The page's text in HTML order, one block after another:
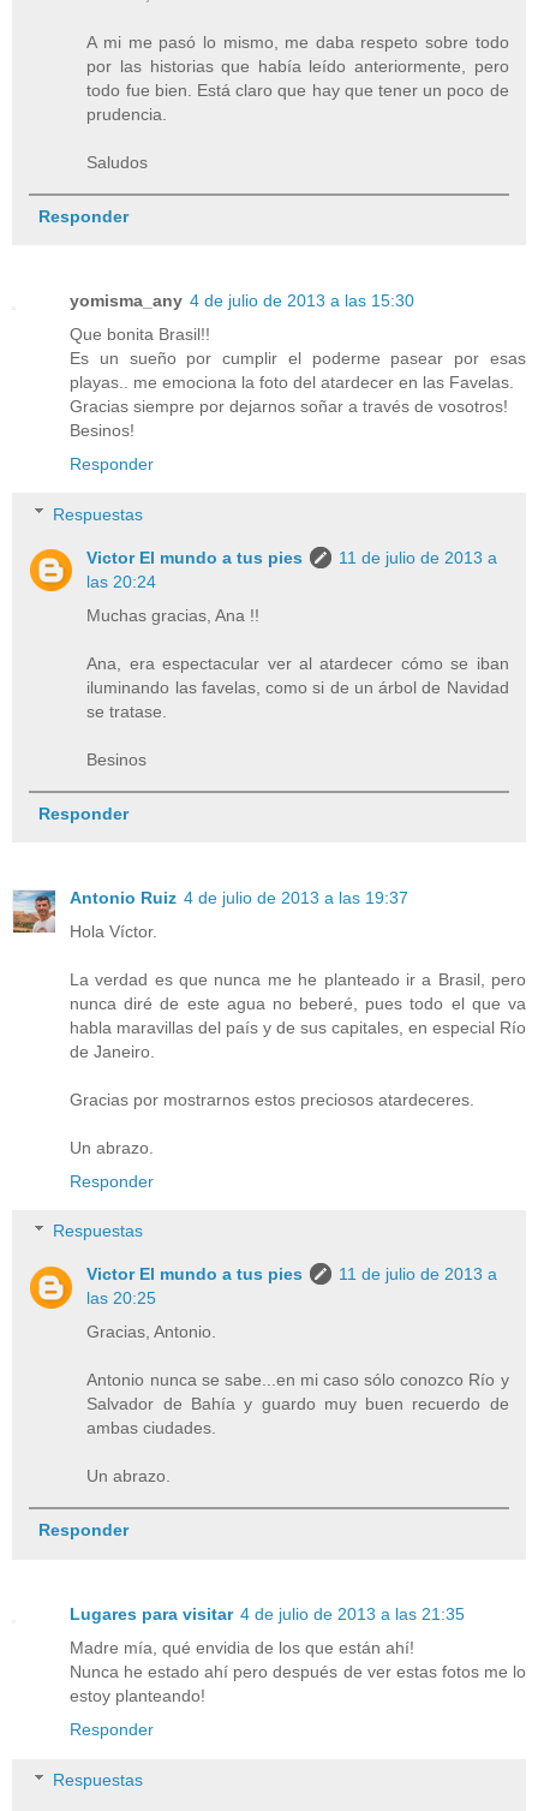
A mi me pasó lo mismo, me daba respeto sobre todo
por las historias que había leído anteriormente, pero
todo fue bien. Está claro que hay que tener un poco de
prudencia.
Saludos
Responder
yomisma_any 4 de julio de 2013 a las 15:30
Que bonita Brasil!!
Es un sueño por cumplir el poderme pasear por esas
playas.. me emociona la foto del atardecer en las Favelas.
Gracias siempre por dejarnos soñar a través de vosotros!
Besinos!
Responder
Respuestas
Victor El mundo a tus pies
11 de julio de 2013 a
las 20:24
Muchas gracias, Ana !!
Ana, era espectacular ver al atardecer cómo se iban
iluminando las favelas, como si de un árbol de Navidad
se tratase.
Besinos
Responder
Antonio Ruiz 4 de julio de 2013 a las 19:37
Hola Víctor.
La verdad es que nunca me he planteado ir a Brasil, pero
nunca diré de este agua no beberé, pues todo el que va
habla maravillas del país y de sus capitales, en especial Río
de Janeiro.
Gracias por mostrarnos estos preciosos atardeceres.
Un abrazo.
Responder
Respuestas
Victor El mundo a tus pies
11 de julio de 2013 a
las 20:25
Gracias, Antonio.
Antonio nunca se sabe...en mi caso sólo conozco Río y
Salvador de Bahía y guardo muy buen recuerdo de
ambas ciudades.
Un abrazo.
Responder
Lugares para visitar 4 de julio de 2013 a las 21:35
Madre mía, qué envidia de los que están ahí!
Nunca he estado ahí pero después de ver estas fotos me lo
estoy planteando!
Responder
Respuestas